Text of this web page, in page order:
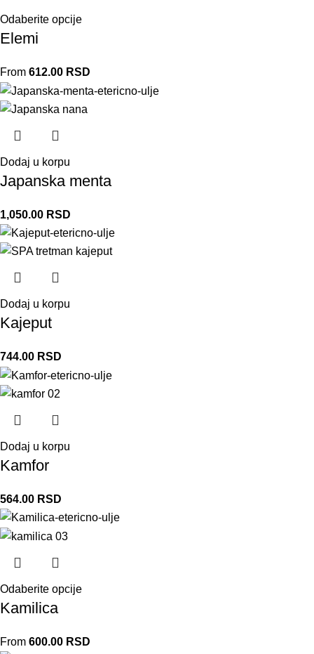
Odaberite opcije
Elemi
From 612.00 RSD
Dodaj u korpu
Japanska menta
1,050.00 RSD
Dodaj u korpu
Kajeput
744.00 RSD
Dodaj u korpu
Kamfor
564.00 RSD
Odaberite opcije
Kamilica
From 600.00 RSD